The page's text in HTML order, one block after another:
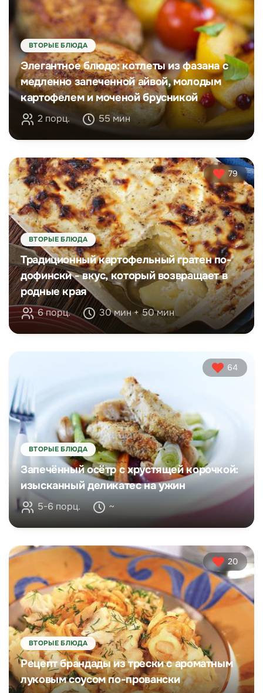
ВТОРЫЕ БЛЮДА
Элегантное блюдо: котлеты из фазана с
медленно запеченной айвой, молодым
картофелем и моченой брусникой
2 порц. 55 мин
79
ВТОРЫЕ БЛЮДА
Традиционный картофельный гратен по-
дофински - вкус, который возвращает в
родные края
6 порц. 30 мин + 50 мин
64
ВТОРЫЕ БЛЮДА
Запечённый осётр с хрустящей корочкой:
изысканный деликатес на ужин
5-6 порц. ~
20
ВТОРЫЕ БЛЮДА
Рецепт брандады из трески с ароматным
луковым соусом по-провански